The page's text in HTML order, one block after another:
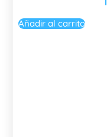
Añadir al carrito